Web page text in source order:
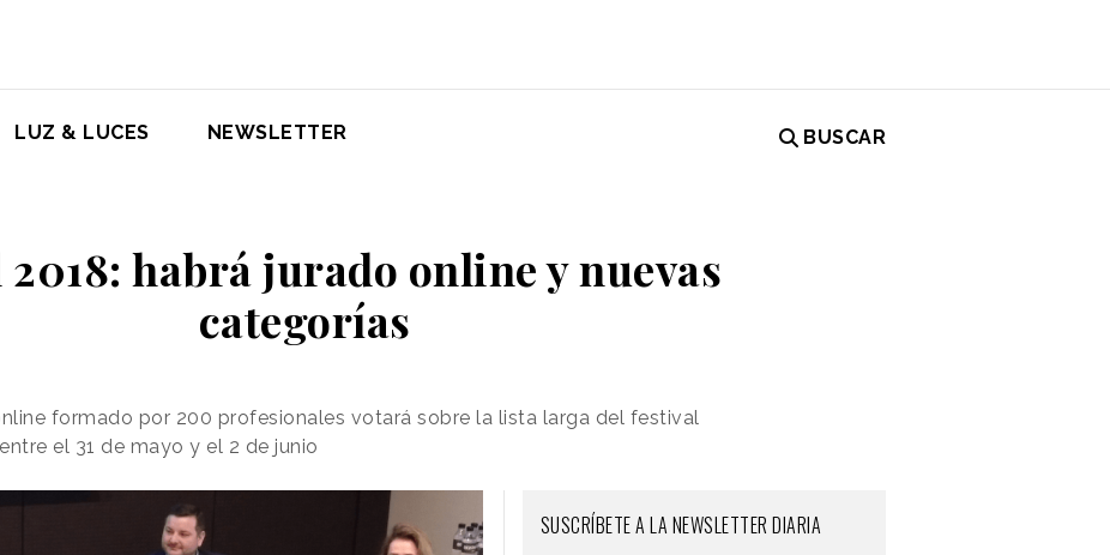
LUZ & LUCES NEWSLETTER BUSCAR
2018: habrá jurado online y nuevas
categorías
formado por 200 profesionales votará sobre la lista larga del festival
el 31 de mayo y el 2 de junio
SUSCRÍBETE A LA NEWSLETTER DIARIA